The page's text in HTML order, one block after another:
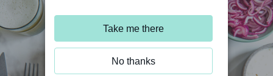
Take me there
No thanks